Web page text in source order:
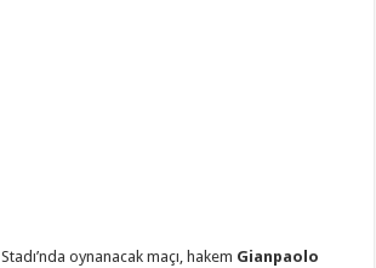
Stadı’nda oynanacak maçı, hakem Gianpaolo